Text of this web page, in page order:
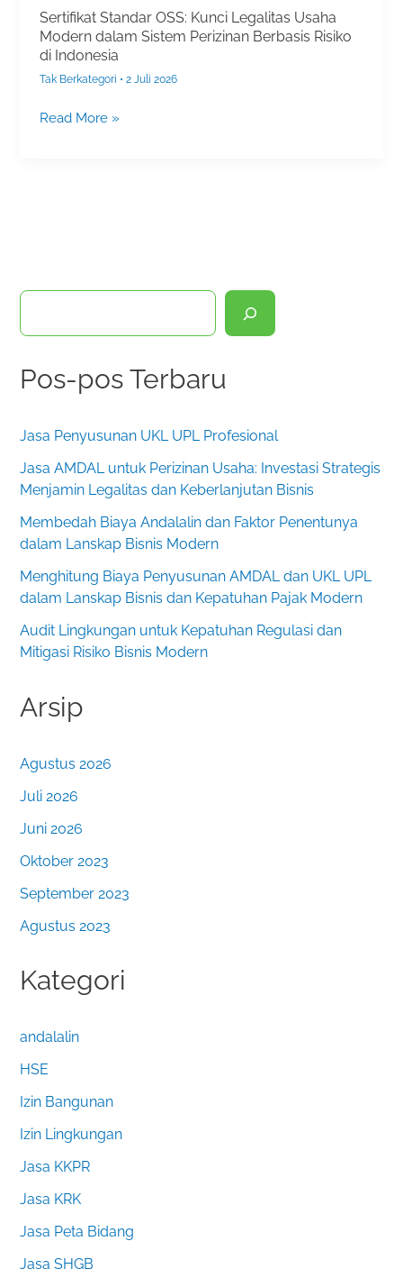
Sertifikat Standar OSS: Kunci Legalitas Usaha
Modern dalam Sistem Perizinan Berbasis Risiko
di Indonesia
Tak Berkategori •2 Juli 2026
Indonesia
Read More »
a
iPos-pos Terbaru
Jasa Penyusunan UKL UPL Profesional
Jasa AMDAL untuk Perizinan Usaha: Investasi Strategis
Menjamin Legalitas dan Keberlanjutan Bisnis
Membedah Biaya Andalalin dan Faktor Penentunya
dalam Lanskap Bisnis Modern
Menghitung Biaya Penyusunan AMDAL dan UKL UPL
dalam Lanskap Bisnis dan Kepatuhan Pajak Modern
Audit Lingkungan untuk Kepatuhan Regulasi dan
Mitigasi Risiko Bisnis Modern
Arsip
Agustus 2026
Juli 2026
Juni 2026
Oktober 2023
September 2023
Agustus 2023
Kategori
andalalin
HSE
Izin Bangunan
Izin Lingkungan
Jasa KKPR
Jasa KRK
Jasa Peta Bidang
Jasa SHGB